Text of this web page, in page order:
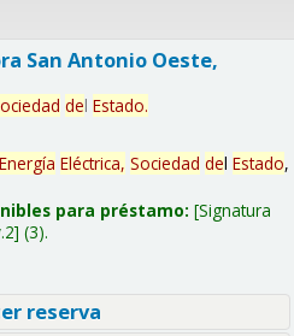
San Antonio Oeste,
del Estado.
Energía Eléctrica, Sociedad del Estado,
para préstamo: Signatura
(3).
reserva